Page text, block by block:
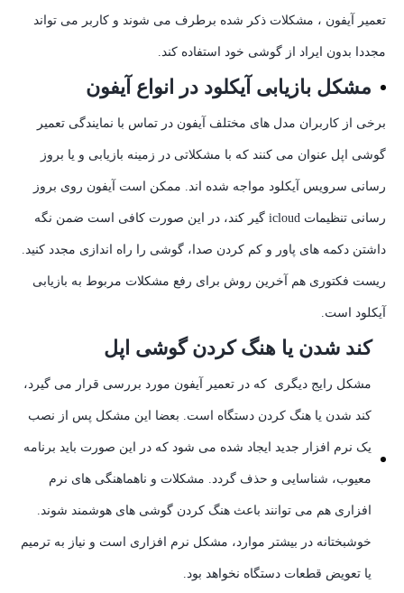
تعمیر آیفون ، مشکلات ذکر شده برطرف می شوند و کاربر می تواند
مجددا بدون ایراد از گوشی خود استفاده کند.
مشکل بازیابی آیکلود در انواع آیفون
برخی از کاربران مدل های مختلف آیفون در تماس با نمایندگی تعمیر
گوشی اپل عنوان می کنند که با مشکلاتی در زمینه بازیابی و یا بروز
رسانی سرویس آیکلود مواجه شده اند. ممکن است آیفون روی بروز
رسانی تنظیمات icloud گیر کند، در این صورت کافی است ضمن نگه
داشتن دکمه های پاور و کم کردن صدا، گوشی را راه اندازی مجدد کنید.
ریست فکتوری هم آخرین روش برای رفع مشکلات مربوط به بازیابی
آیکلود است.
کند شدن یا هنگ کردن گوشی اپل
مشکل رایج دیگری که در تعمیر آیفون مورد بررسی قرار می گیرد،
کند شدن یا هنگ کردن دستگاه است. بعضا این مشکل پس از نصب
یک نرم افزار جدید ایجاد شده می شود که در این صورت باید برنامه
معیوب، شناسایی و حذف گردد. مشکلات و ناهماهنگی های نرم
افزاری هم می توانند باعث هنگ کردن گوشی های هوشمند شوند.
خوشبختانه در بیشتر موارد، مشکل نرم افزاری است و نیاز به ترمیم
یا تعویض قطعات دستگاه نخواهد بود.